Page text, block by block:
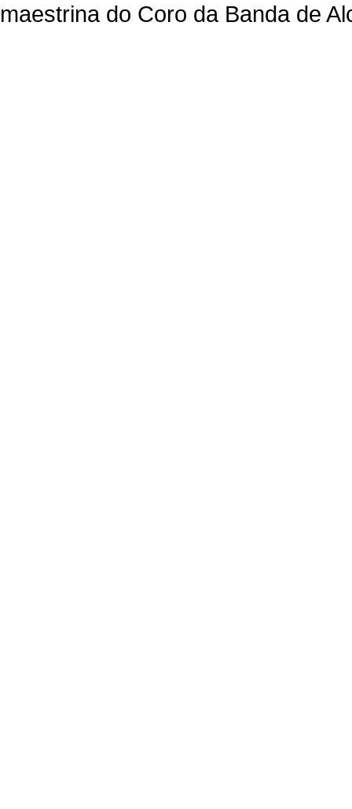
maestrina do Coro da Banda de